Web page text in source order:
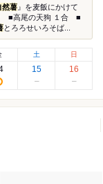
然薯 』を麦飯にかけて
■高尾の天狗 １合 ■
とろろせいろそば...
土
15
日
16